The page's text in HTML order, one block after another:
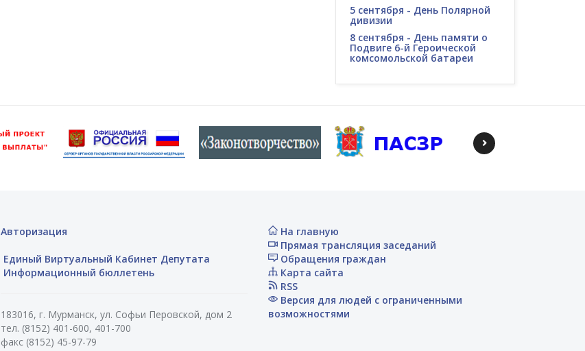
5 сентября - День Полярной
дивизии
8 сентября - День памяти о
Подвиге 6-й Героической
комсомольской батареи
Авторизация
Единый Виртуальный Кабинет Депутата
Информационный бюллетень
183016, г. Мурманск, ул. Софьи Перовской, дом 2
тел. (8152) 401-600, 401-700
факс (8152) 45-97-79
На главную
Прямая трансляция заседаний
Обращения граждан
Карта сайта
RSS
Версия для людей с ограниченными
возможностями